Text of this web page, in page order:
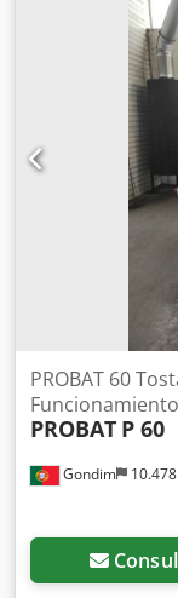
Gondim
PROBAT 60
PROBAT P 60